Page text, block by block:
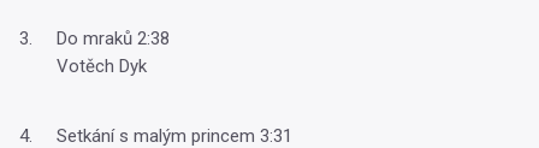
Do mraků 2:38
Votěch Dyk
Setkání s malým princem 3:31